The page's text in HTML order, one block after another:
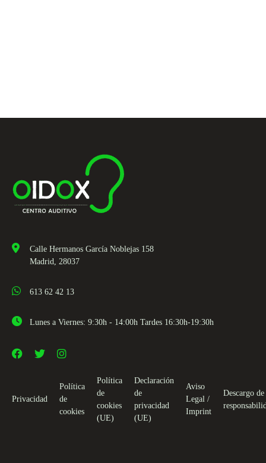
Calle Hermanos García Noblejas 158
Madrid, 28037
613 62 42 13
Lunes a Viernes: 9:30h - 14:00h Tardes 16:30h-19:30h
Privacidad
Política
de
cookies
Política
de
cookies
(UE)
Declaración
de
privacidad
(UE)
Aviso
Legal /
Imprint
Descargo de